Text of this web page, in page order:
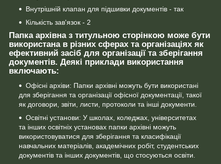
Внутрішній клапан для підшивки документів - так
Кількість зав'язок - 2
Папка архівна з титульною сторінкою може бути
використана в різних сферах та організаціях як
ефективний засіб для організації та зберігання
документів. Деякі приклади використання
включають:
Офісні архіви: Папки архівні можуть бути використані
для зберігання та організації офісної документації, такої
як договори, звіти, листи, протоколи та інші документи.
Освітні установи: У школах, коледжах, університетах
та інших освітніх установах папки архівні можуть
використовуватися для зберігання та класифікації
навчальних матеріалів, академічних робіт, студентських
документів та інших документів, що стосуються освіти.